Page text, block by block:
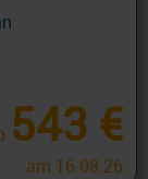
543 €
am 16.08.26